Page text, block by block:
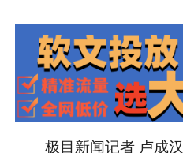
极目新闻记者 卢成汉